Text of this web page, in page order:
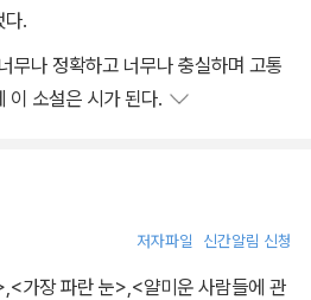
다.
너무나 정확하고 너무나 충실하며 고통
이 소설은 시가 된다.
저자파일 신간알림 신청
<가장 파란 눈> <얄미운 사람들에 관